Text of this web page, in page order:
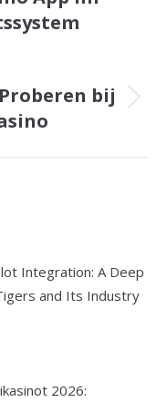
bij
Integration: A Deep
and Its Industry
2026: